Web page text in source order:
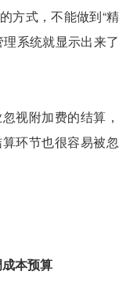
方式，不能做到“精
系统就显示出来了
视附加费的结算，
环节也很容易被忽
本预算